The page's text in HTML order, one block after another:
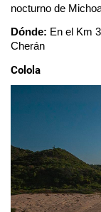
nocturno de
Dónde: En el Km
Cherán
Colola